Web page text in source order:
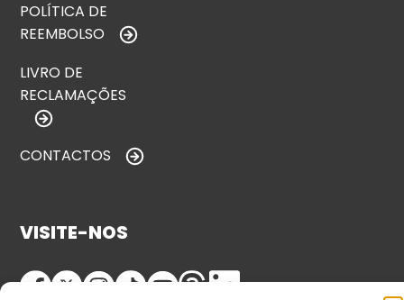
POLÍTICA DE
REEMBOLSO
LIVRO DE
RECLAMAÇÕES
CONTACTOS
VISITE-NOS